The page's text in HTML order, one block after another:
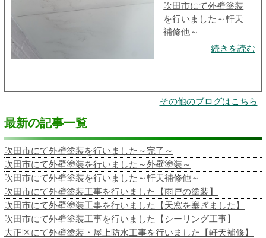
吹田市にて外壁塗装
を行いました～軒天
補修他～
続きを読む
その他のブログはこちら
最新の記事一覧
吹田市にて外壁塗装を行いました～完了～
吹田市にて外壁塗装を行いました～外壁塗装～
吹田市にて外壁塗装を行いました～軒天補修他～
吹田市にて外壁塗装工事を行いました【雨戸の塗装】
吹田市にて外壁塗装工事を行いました【天窓を塞ぎました】
吹田市にて外壁塗装工事を行いました【シーリング工事】
大正区にて外壁塗装・屋上防水工事を行いました【軒天補修】